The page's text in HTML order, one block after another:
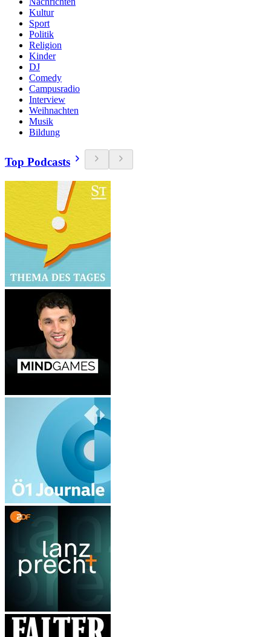
Kultur
Sport
Politik
Religion
Kinder
DJ
Comedy
Campusradio
Interview
Weihnachten
Musik
Bildung
Top Podcasts